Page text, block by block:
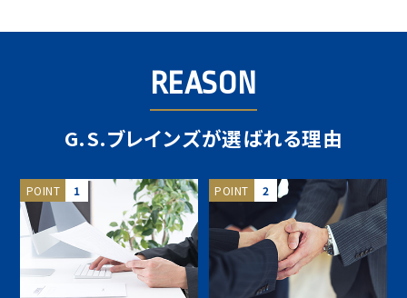
REASON
G.S.ブレインズが選ばれる理由
POINT 1 POINT 2